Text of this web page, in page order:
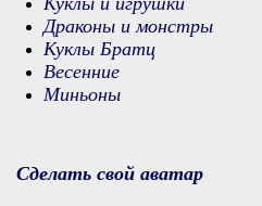
Драконы и монстры
Куклы Братц
Весенние
Миньоны
Сделать свой аватар